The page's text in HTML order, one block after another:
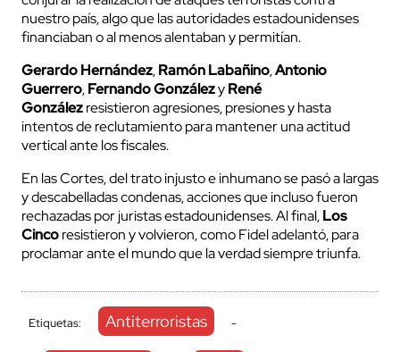
nuestro país, algo que las autoridades estadounidenses
financiaban o al menos alentaban y permitían.
Gerardo Hernández,Ramón Labañino,Antonio
Guerrero,Fernando GonzálezyRené
Gonzálezresistieron agresiones, presiones y hasta
intentos de reclutamiento para mantener una actitud
vertical ante los fiscales.
En las Cortes, del trato injusto e inhumano se pasó a largas
y descabelladas condenas, acciones que incluso fueron
rechazadas por juristas estadounidenses. Al final,Los
Cincoresistieron y volvieron, como Fidel adelantó, para
proclamar ante el mundo que la verdad siempre triunfa.
Etiquetas: Antiterroristas -